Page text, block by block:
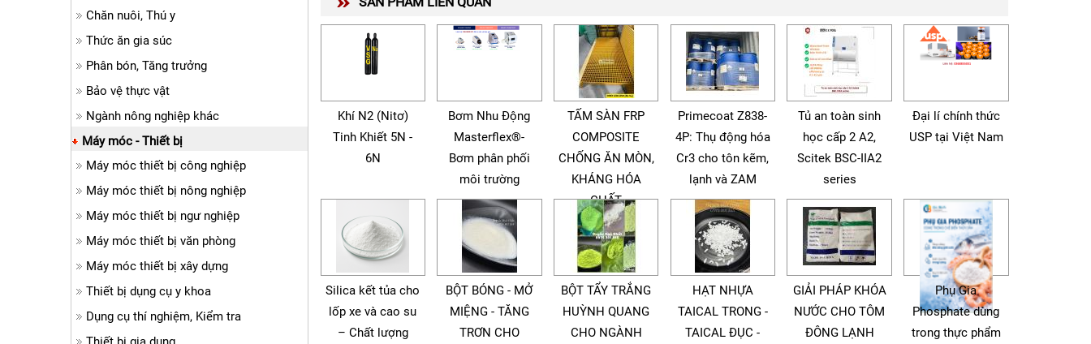
Khí N2 (Nitơ)
Tinh Khiết 5N -
6N
Bơm Nhu Động
Masterflex®-
Bơm phân phối
môi trường
TẤM SÀN FRP
COMPOSITE
CHỐNG ĂN MÒN,
KHÁNG HÓA
CHẤT
Primecoat Z838-
4P: Thụ động hóa
Cr3 cho tôn kẽm,
lạnh và ZAM
Tủ an toàn sinh
học cấp 2 A2,
Scitek BSC-IIA2
series
Đại lí chính thức
USP tại Việt Nam
Silica kết tủa cho
lốp xe và cao su
– Chất lượng
BỘT BÓNG - MỞ
MIỆNG - TĂNG
TRƠN CHO
BỘT TẨY TRẮNG
HUỲNH QUANG
CHO NGÀNH
HẠT NHỰA
TAICAL TRONG -
TAICAL ĐỤC -
GIẢI PHÁP KHÓA
NƯỚC CHO TÔM
ĐÔNG LẠNH
Phụ Gia
Phosphate dùng
trong thực phẩm
Chăn nuôi, Thú y
Thức ăn gia súc
Phân bón, Tăng trưởng
Bảo vệ thực vật
Ngành nông nghiệp khác
Máy móc - Thiết bị
Máy móc thiết bị công nghiệp
Máy móc thiết bị nông nghiệp
Máy móc thiết bị ngư nghiệp
Máy móc thiết bị văn phòng
Máy móc thiết bị xây dựng
Thiết bị dụng cụ y khoa
Dụng cụ thí nghiệm, Kiểm tra